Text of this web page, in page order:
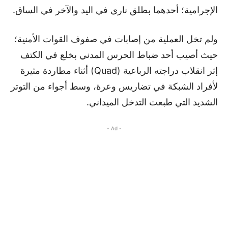
الإجرامية؛ أحدهما بطلق ناري في اليد والآخر في الساق.
ولم تخل العملية من إصابات في صفوف القوات الأمنية؛
حيث أصيب أحد ضباط الحرس المدني بخلع في الكتف
إثر انقلاب دراجته الرباعية (Quad) أثناء مطاردة مثيرة
لأفراد الشبكة في تضاريس وعرة، وسط أجواء من التوتر
الشديد التي طبعت التدخل الميداني.
- Ad -